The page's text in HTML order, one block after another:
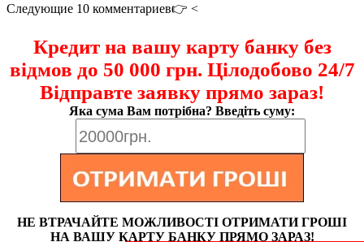
Следующие 10 комментариев👉 <
Кредит на вашу карту банку без
відмов до 50 000 грн. Цілодобово 24/7
Відправте заявку прямо зараз!
Яка сума Вам потрібна? Введіть суму:
НЕ ВТРАЧАЙТЕ МОЖЛИВОСТІ ОТРИМАТИ ГРОШІ
НА ВАШУ КАРТУ БАНКУ ПРЯМО ЗАРАЗ!